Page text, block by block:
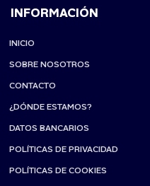
INFORMACIÓN
INICIO
SOBRE NOSOTROS
CONTACTO
¿DÓNDE ESTAMOS?
DATOS BANCARIOS
POLÍTICAS DE PRIVACIDAD
POLÍTICAS DE COOKIES